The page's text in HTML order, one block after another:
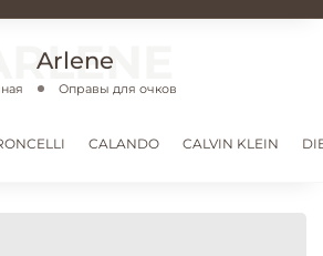
Arlene
Оправы для очков
CALANDO CALVIN KLEIN